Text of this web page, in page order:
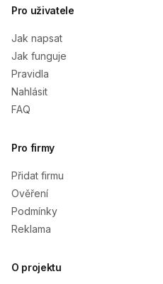
Pro uživatele
Jak napsat
Jak funguje
Pravidla
Nahlásit
FAQ
Pro firmy
Přidat firmu
Ověření
Podmínky
Reklama
O projektu